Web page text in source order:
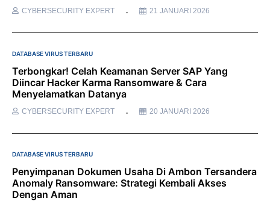
CYBERSECURITY EXPERT 21 JANUARI 2026
DATABASE VIRUS TERBARU
Terbongkar! Celah Keamanan Server SAP Yang
Diincar Hacker Karma Ransomware & Cara
Menyelamatkan Datanya
CYBERSECURITY EXPERT 20 JANUARI 2026
DATABASE VIRUS TERBARU
Penyimpanan Dokumen Usaha Di Ambon Tersandera
Anomaly Ransomware: Strategi Kembali Akses
Dengan Aman